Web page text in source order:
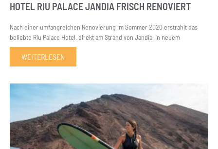
HOTEL RIU PALACE JANDIA FRISCH RENOVIERT
Nach einer umfangreichen Renovierung im Sommer 2020 erstrahlt das
beliebte Riu Palace Hotel, direkt am Strand von Jandia, in neuem
WEITERLESEN